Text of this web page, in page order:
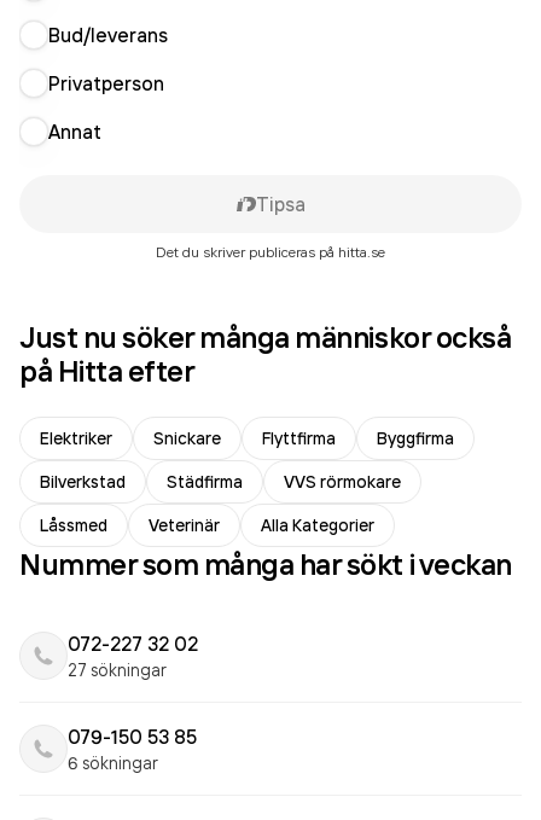
Bud/leverans
Privatperson
Annat
Tipsa
Det du skriver publiceras på hitta.se
Just nu söker många människor också
på Hitta efter
Elektriker Snickare Flyttfirma
Byggfirma
Bilverkstad
Städfirma
VVS rörmokare
Låssmed
Veterinär Alla Kategorier
Nummer som många har sökt i veckan
072-227 32 02
27 sökningar
079-150 53 85
6 sökningar